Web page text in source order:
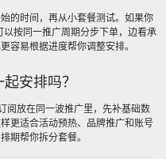
的时间，再从小套餐测试。如果你
按同一推广周期分步下单，边看承
容易根据进度帮你调整安排。
安排吗？
阅放在同一波推广里，先补基础数
更适合活动预热、品牌推广和账号
期帮你拆分套餐。